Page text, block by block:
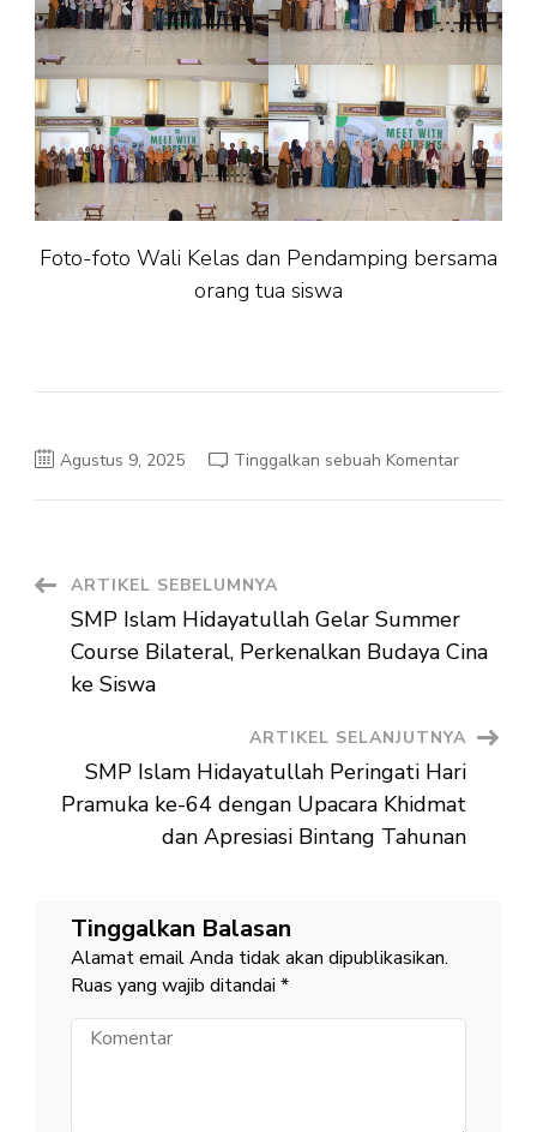
Foto-foto Wali Kelas dan Pendamping bersama
orang tua siswa
Agustus 9, 2025 Tinggalkan sebuah Komentar
ARTIKEL SEBELUMNYA
SMP Islam Hidayatullah Gelar Summer
Course Bilateral, Perkenalkan Budaya Cina
ke Siswa
ARTIKEL SELANJUTNYA
SMP Islam Hidayatullah Peringati Hari
Pramuka ke-64 dengan Upacara Khidmat
dan Apresiasi Bintang Tahunan
Tinggalkan Balasan
Alamat email Anda tidak akan dipublikasikan.
Ruas yang wajib ditandai *